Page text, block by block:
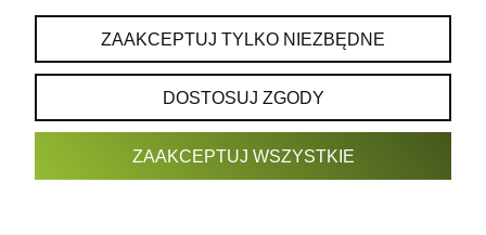
POKAŻ PEŁNĄ WERSJĘ STRONY
ZAAKCEPTUJ TYLKO NIEZBĘDNE
DOSTOSUJ ZGODY
ZAAKCEPTUJ WSZYSTKIE